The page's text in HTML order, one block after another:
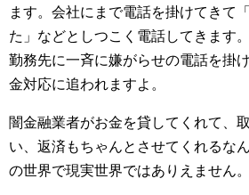
ます。会社にまで電話を掛けてきて
た」などとしつこく電話してきます
勤務先に一斉に嫌がらせの電話を掛
金対応に追われますよ。
闇金融業者がお金を貸してくれて、
い、返済もちゃんとさせてくれるな
の世界で現実世界ではありえません。